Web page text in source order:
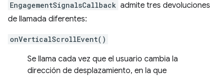
EngagementSignalsCallback admite tres devoluciones
de llamada diferentes:
onVerticalScrollEvent()
Se llama cada vez que el usuario cambia la
dirección de desplazamiento, en la que